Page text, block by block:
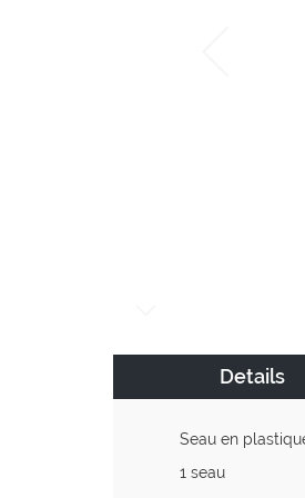
Anfang
Bildgalerie
Details
Seau en
1 seau